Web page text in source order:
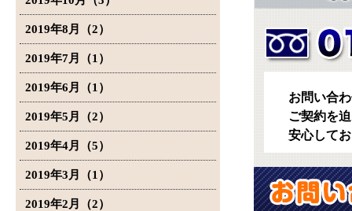
2019年8月（2）
2019年7月（1）
2019年6月（1）
2019年5月（2）
2019年4月（5）
2019年3月（1）
2019年2月（2）
お問い合
ご契約を
安心して